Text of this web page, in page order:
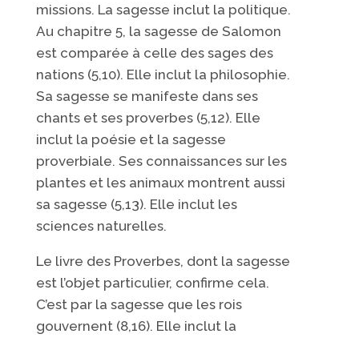
missions. La sagesse inclut la politique.
Au chapitre 5, la sagesse de Salomon
est comparée à celle des sages des
nations (5,10). Elle inclut la philosophie.
Sa sagesse se manifeste dans ses
chants et ses proverbes (5,12). Elle
inclut la poésie et la sagesse
proverbiale. Ses connaissances sur les
plantes et les animaux montrent aussi
sa sagesse (5,13). Elle inclut les
sciences naturelles.
Le livre des Proverbes, dont la sagesse
est l’objet particulier, confirme cela.
C’est par la sagesse que les rois
gouvernent (8,16). Elle inclut la